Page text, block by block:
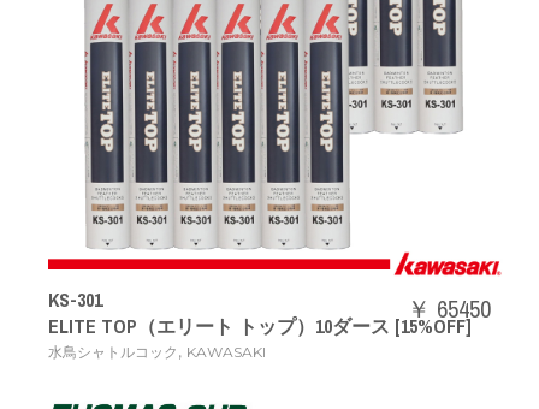
KS-301
ELITE TOP（エリート トップ）10ダース [15%OFF]
水鳥シャトルコック , KAWASAKI
￥ 65450